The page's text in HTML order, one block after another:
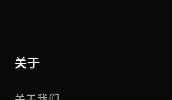
关于